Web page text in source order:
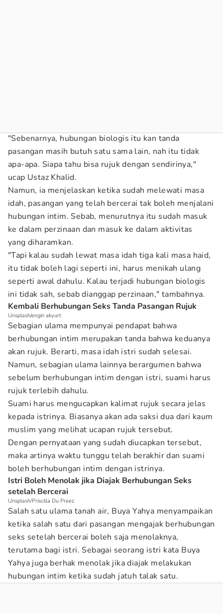
"Sebenarnya, hubungan biologis itu kan tanda
pasangan masih butuh satu sama lain, nah itu tidak
apa-apa. Siapa tahu bisa rujuk dengan sendirinya,"
ucap Ustaz Khalid.
Namun, ia menjelaskan ketika sudah melewati masa
idah, pasangan yang telah bercerai tak boleh menjalani
hubungan intim. Sebab, menurutnya itu sudah masuk
ke dalam perzinaan dan masuk ke dalam aktivitas
yang diharamkan.
"Tapi kalau sudah lewat masa idah tiga kali masa haid,
itu tidak boleh lagi seperti ini, harus menikah ulang
seperti awal dahulu. Kalau terjadi hubungan biologis
ini tidak sah, sebab dianggap perzinaan," tambahnya.
Kembali Berhubungan Seks Tanda Pasangan Rujuk
Unsplash/engin akyurt
Sebagian ulama mempunyai pendapat bahwa
berhubungan intim merupakan tanda bahwa keduanya
akan rujuk. Berarti, masa idah istri sudah selesai.
Namun, sebagian ulama lainnya berargumen bahwa
sebelum berhubungan intim dengan istri, suami harus
rujuk terlebih dahulu.
Suami harus mengucapkan kalimat rujuk secara jelas
kepada istrinya. Biasanya akan ada saksi dua dari kaum
muslim yang melihat ucapan rujuk tersebut.
Dengan pernyataan yang sudah diucapkan tersebut,
maka artinya waktu tunggu telah berakhir dan suami
boleh berhubungan intim dengan istrinya.
Istri Boleh Menolak jika Diajak Berhubungan Seks
setelah Bercerai
Unsplash/Priscilla Du Preez
Salah satu ulama tanah air, Buya Yahya menyampaikan
ketika salah satu dari pasangan mengajak berhubungan
seks setelah bercerai boleh saja menolaknya,
terutama bagi istri. Sebagai seorang istri kata Buya
Yahya juga berhak menolak jika diajak melakukan
hubungan intim ketika sudah jatuh talak satu.